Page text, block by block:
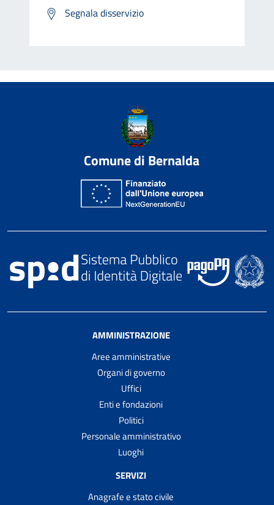
Segnala disservizio
Comune di Bernalda
AMMINISTRAZIONE
Aree amministrative
Organi di governo
Uffici
Enti e fondazioni
Politici
Personale amministrativo
Luoghi
SERVIZI
Anagrafe e stato civile